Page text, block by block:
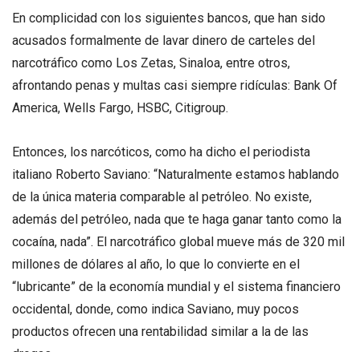
En complicidad con los siguientes bancos, que han sido
acusados formalmente de lavar dinero de carteles del
narcotráfico como Los Zetas, Sinaloa, entre otros,
afrontando penas y multas casi siempre ridículas: Bank Of
America, Wells Fargo, HSBC, Citigroup.
Entonces, los narcóticos, como ha dicho el periodista
italiano Roberto Saviano: “Naturalmente estamos hablando
de la única materia comparable al petróleo. No existe,
además del petróleo, nada que te haga ganar tanto como la
cocaína, nada”. El narcotráfico global mueve más de 320 mil
millones de dólares al año, lo que lo convierte en el
“lubricante” de la economía mundial y el sistema financiero
occidental, donde, como indica Saviano, muy pocos
productos ofrecen una rentabilidad similar a la de las